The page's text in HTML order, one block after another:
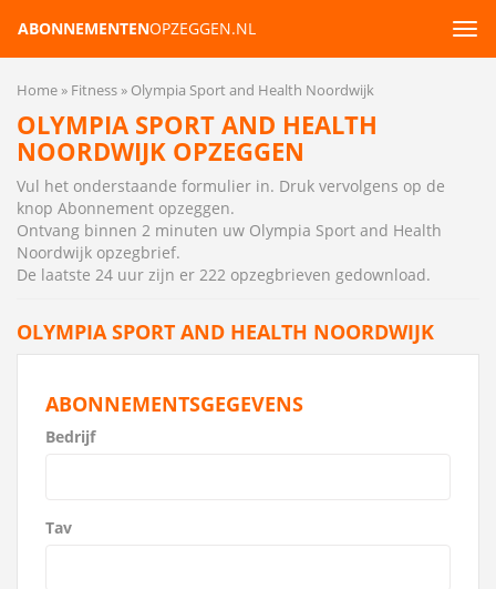
ABONNEMENTENOPZEGGEN.NL
Home Fitness Olympia Sport and Health Noordwijk
OLYMPIA SPORT AND HEALTH
NOORDWIJK OPZEGGEN
Vul het onderstaande formulier in. Druk vervolgens op de
knop Abonnement opzeggen.
Ontvang binnen 2 minuten uw Olympia Sport and Health
Noordwijk opzegbrief.
De laatste 24 uur zijn er 222 opzegbrieven gedownload.
OLYMPIA SPORT AND HEALTH NOORDWIJK
ABONNEMENTSGEGEVENS
Bedrijf
Tav